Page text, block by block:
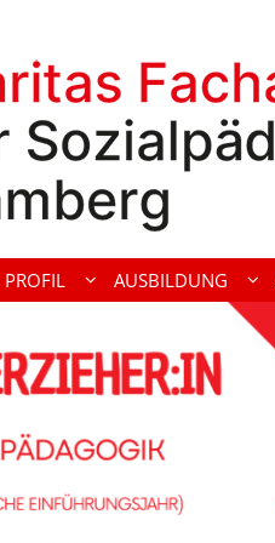
PROFIL AUSBILDUNG